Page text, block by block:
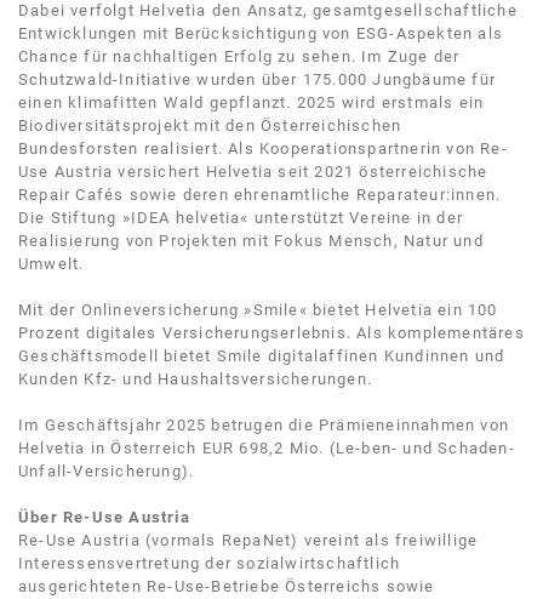
Dabei verfolgt Helvetia den Ansatz, gesamtgesellschaftliche
Entwicklungen mit Berücksichtigung von ESG-Aspekten als
Chance für nachhaltigen Erfolg zu sehen. Im Zuge der
Schutzwald-Initiative wurden über 175.000 Jungbäume für
einen klimafitten Wald gepflanzt. 2025 wird erstmals ein
Biodiversitätsprojekt mit den Österreichischen
Bundesforsten realisiert. Als Kooperationspartnerin von Re-
Use Austria versichert Helvetia seit 2021 österreichische
Repair Cafés sowie deren ehrenamtliche Reparateur:innen.
Die Stiftung »IDEA helvetia« unterstützt Vereine in der
Realisierung von Projekten mit Fokus Mensch, Natur und
Umwelt.
Mit der Onlineversicherung »Smile« bietet Helvetia ein 100
Prozent digitales Versicherungserlebnis. Als komplementäres
Geschäftsmodell bietet Smile digitalaffinen Kundinnen und
Kunden Kfz- und Haushaltsversicherungen.
Im Geschäftsjahr 2025 betrugen die Prämieneinnahmen von
Helvetia in Österreich EUR 698,2 Mio. (Le-ben- und Schaden-
Unfall-Versicherung).
Über Re-Use Austria
Re-Use Austria (vormals RepaNet) vereint als freiwillige
Interessensvertretung der sozialwirtschaftlich
ausgerichteten Re-Use-Betriebe Österreichs sowie